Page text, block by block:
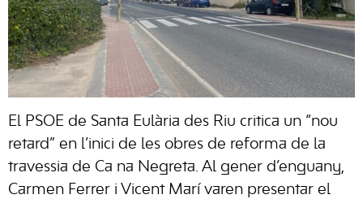
El PSOE de Santa Eulària des Riu critica un “nou
retard” en l’inici de les obres de reforma de la
travessia de Ca na Negreta. Al gener d’enguany,
Carmen Ferrer i Vicent Marí varen presentar el